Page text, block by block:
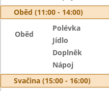
Oběd (11:00 - 14:00)
Oběd
Polévka
Jídlo
Doplněk
Nápoj
Svačina (15:00 - 16:00)